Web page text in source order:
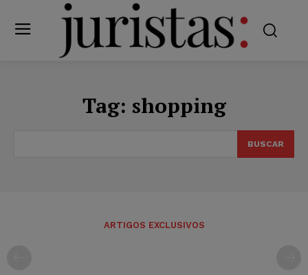
Tag: shopping
BUSCAR
ARTIGOS EXCLUSIVOS